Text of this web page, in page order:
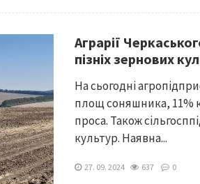
Аграрії
пізніх зернових
На сьогодні
площ соняшника, 11%
проса. Також
культур. Наявна...
27. 09. 2024 637 0